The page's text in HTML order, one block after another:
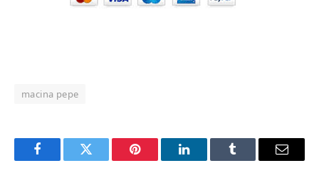
macina pepe
FacebookTwitter Pinterest LinkedInTumblr Email